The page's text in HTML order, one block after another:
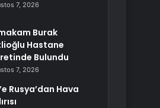
7, 2026
Burak
Hastane
Bulundu
7, 2026
Rusya’dan Hava